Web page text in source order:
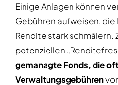
Einige Anlagen können
Gebühren aufweisen,
Rendite stark schmälern.
potenziellen
gemanagte Fonds, die
Verwaltungsgebühren